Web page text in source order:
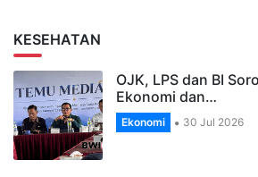
KESEHATAN
OJK, LPS dan BI
Ekonomi dan…
Ekonomi 30 Jul 2026